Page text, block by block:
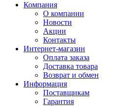
Компания
О компании
Новости
Акции
Контакты
Интернет-магазин
Оплата заказа
Доставка товара
Возврат и обмен
Информация
Поставщикам
Гарантия